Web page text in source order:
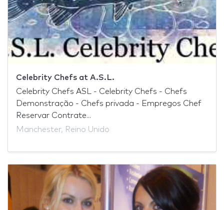
Celebrity Chefs at A.S.L.
Celebrity Chefs ASL - Celebrity Chefs - Chefs
Demonstração - Chefs privada - Empregos Chef
Reservar Contrate...
Manchester, Reino Unido